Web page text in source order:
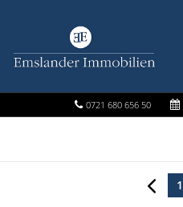
0721 680 656 50
1